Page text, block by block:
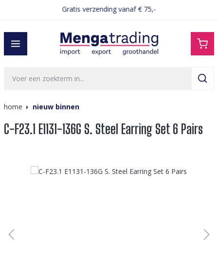
Gratis verzending vanaf € 75,-
home nieuw binnen
C-F23.1 E1131-136G S. Steel Earring Set 6 Pairs
Afbeeldingengalerij overslaan